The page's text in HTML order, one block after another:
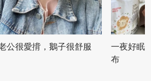
公很愛揹，鵝子很舒服
一夜好眠
布